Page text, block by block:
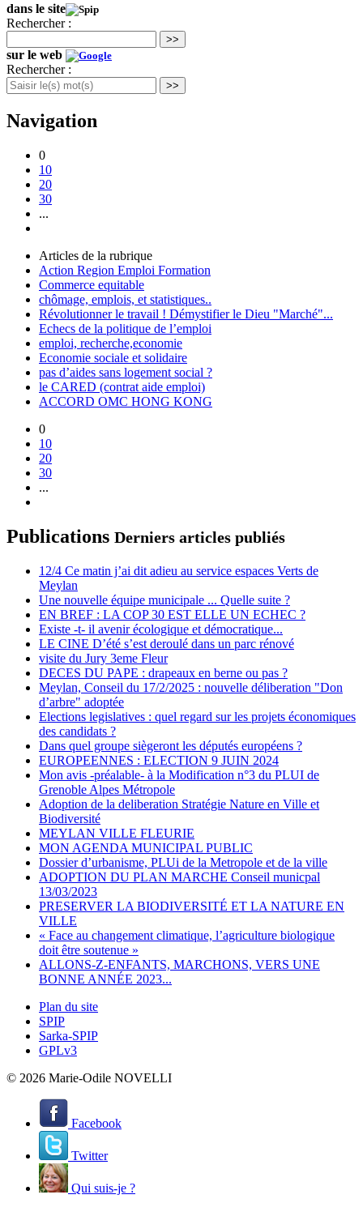
dans le site
Rechercher :
>>
sur le web
Rechercher :
>>
Navigation
0
10
20
30
...
Articles de la rubrique
Action Region Emploi Formation
Commerce equitable
chômage, emplois, et statistiques..
Révolutionner le travail ! Démystifier le Dieu "Marché"...
Echecs de la politique de l’emploi
emploi, recherche,economie
Economie sociale et solidaire
pas d’aides sans logement social ?
le CARED (contrat aide emploi)
ACCORD OMC HONG KONG
0
10
20
30
...
Publications Derniers articles publiés
12/4 Ce matin j’ai dit adieu au service espaces Verts de
Meylan
Une nouvelle équipe municipale ... Quelle suite ?
EN BREF : LA COP 30 EST ELLE UN ECHEC ?
Existe -t- il avenir écologique et démocratique...
LE CINE D’été s’est deroulé dans un parc rénové
visite du Jury 3eme Fleur
DECES DU PAPE : drapeaux en berne ou pas ?
Meylan, Conseil du 17/2/2025 : nouvelle déliberation "Don
d’arbre" adoptée
Elections legislatives : quel regard sur les projets économiques
des candidats ?
Dans quel groupe siègeront les députés européens ?
EUROPEENNES : ELECTION 9 JUIN 2024
Mon avis -préalable- à la Modification n°3 du PLUI de
Grenoble Alpes Métropole
Adoption de la deliberation Stratégie Nature en Ville et
Biodiversité
MEYLAN VILLE FLEURIE
MON AGENDA MUNICIPAL PUBLIC
Dossier d’urbanisme, PLUi de la Metropole et de la ville
ADOPTION DU PLAN MARCHE Conseil municpal
13/03/2023
PRESERVER LA BIODIVERSITÉ ET LA NATURE EN
VILLE
« Face au changement climatique, l’agriculture biologique
doit être soutenue »
ALLONS-Z-ENFANTS, MARCHONS, VERS UNE
BONNE ANNÉE 2023...
Plan du site
SPIP
Sarka-SPIP
GPLv3
© 2026 Marie-Odile NOVELLI
Facebook
Twitter
Qui suis-je ?